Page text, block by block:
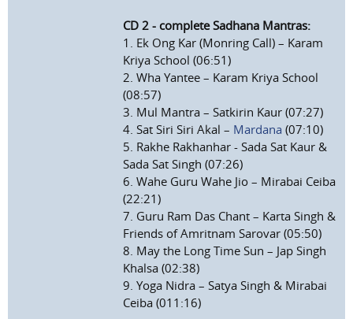
CD 2 - complete Sadhana Mantras:
1. Ek Ong Kar (Monring Call) – Karam
Kriya School (06:51)
2. Wha Yantee – Karam Kriya School
(08:57)
3. Mul Mantra – Satkirin Kaur (07:27)
4. Sat Siri Siri Akal – Mardana (07:10)
5. Rakhe Rakhanhar - Sada Sat Kaur &
Sada Sat Singh (07:26)
6. Wahe Guru Wahe Jio – Mirabai Ceiba
(22:21)
7. Guru Ram Das Chant – Karta Singh &
Friends of Amritnam Sarovar (05:50)
8. May the Long Time Sun – Jap Singh
Khalsa (02:38)
9. Yoga Nidra – Satya Singh & Mirabai
Ceiba (011:16)